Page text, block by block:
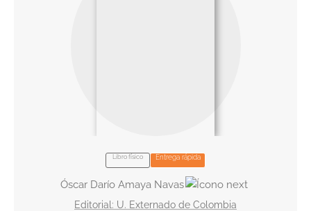
Libro físico Entrega rápida
Óscar Darío Amaya Navas
U. Externado de Colombia